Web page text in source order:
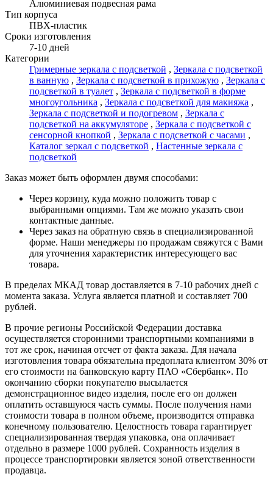
Алюминиевая подвесная рама
Тип корпуса
ПВХ-пластик
Сроки изготовления
7-10 дней
Категории
Гримерные зеркала с подсветкой , Зеркала с подсветкой
в ванную , Зеркала с подсветкой в прихожую , Зеркала с
подсветкой в туалет , Зеркала с подсветкой в форме
многоугольника , Зеркала с подсветкой для макияжа ,
Зеркала с подсветкой и подогревом , Зеркала с
подсветкой на аккумуляторе , Зеркала с подсветкой с
сенсорной кнопкой , Зеркала с подсветкой с часами ,
Каталог зеркал с подсветкой , Настенные зеркала с
подсветкой
Заказ может быть оформлен двумя способами:
Через корзину, куда можно положить товар с
выбранными опциями. Там же можно указать свои
контактные данные.
Через заказ на обратную связь в специализированной
форме. Наши менеджеры по продажам свяжутся с Вами
для уточнения характеристик интересующего вас
товара.
В пределах МКАД товар доставляется в 7-10 рабочих дней с
момента заказа. Услуга является платной и составляет 700
рублей.
В прочие регионы Российской Федерации доставка
осуществляется сторонними транспортными компаниями в
тот же срок, начиная отсчет от факта заказа. Для начала
изготовления товара обязательна предоплата клиентом 30% от
его стоимости на банковскую карту ПАО «Сбербанк». По
окончанию сборки покупателю высылается
демонстрационное видео изделия, после его он должен
оплатить оставшуюся часть суммы. После получения нами
стоимости товара в полном объеме, производится отправка
конечному пользователю. Целостность товара гарантирует
специализированная твердая упаковка, она оплачивает
отдельно в размере 1000 рублей. Сохранность изделия в
процессе транспортировки является зоной ответственности
продавца.